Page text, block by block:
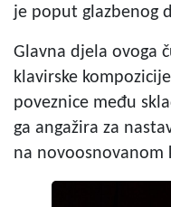
je poput glazbenog
Glavna djela ovoga
klavirske
poveznice među
ga angažira za
na novoosnovanom